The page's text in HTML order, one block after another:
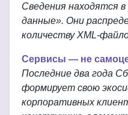
Сведения находятся
данные». Они
количеству XML-
Сервисы — не
Последние два года
формирует свою
корпоративных